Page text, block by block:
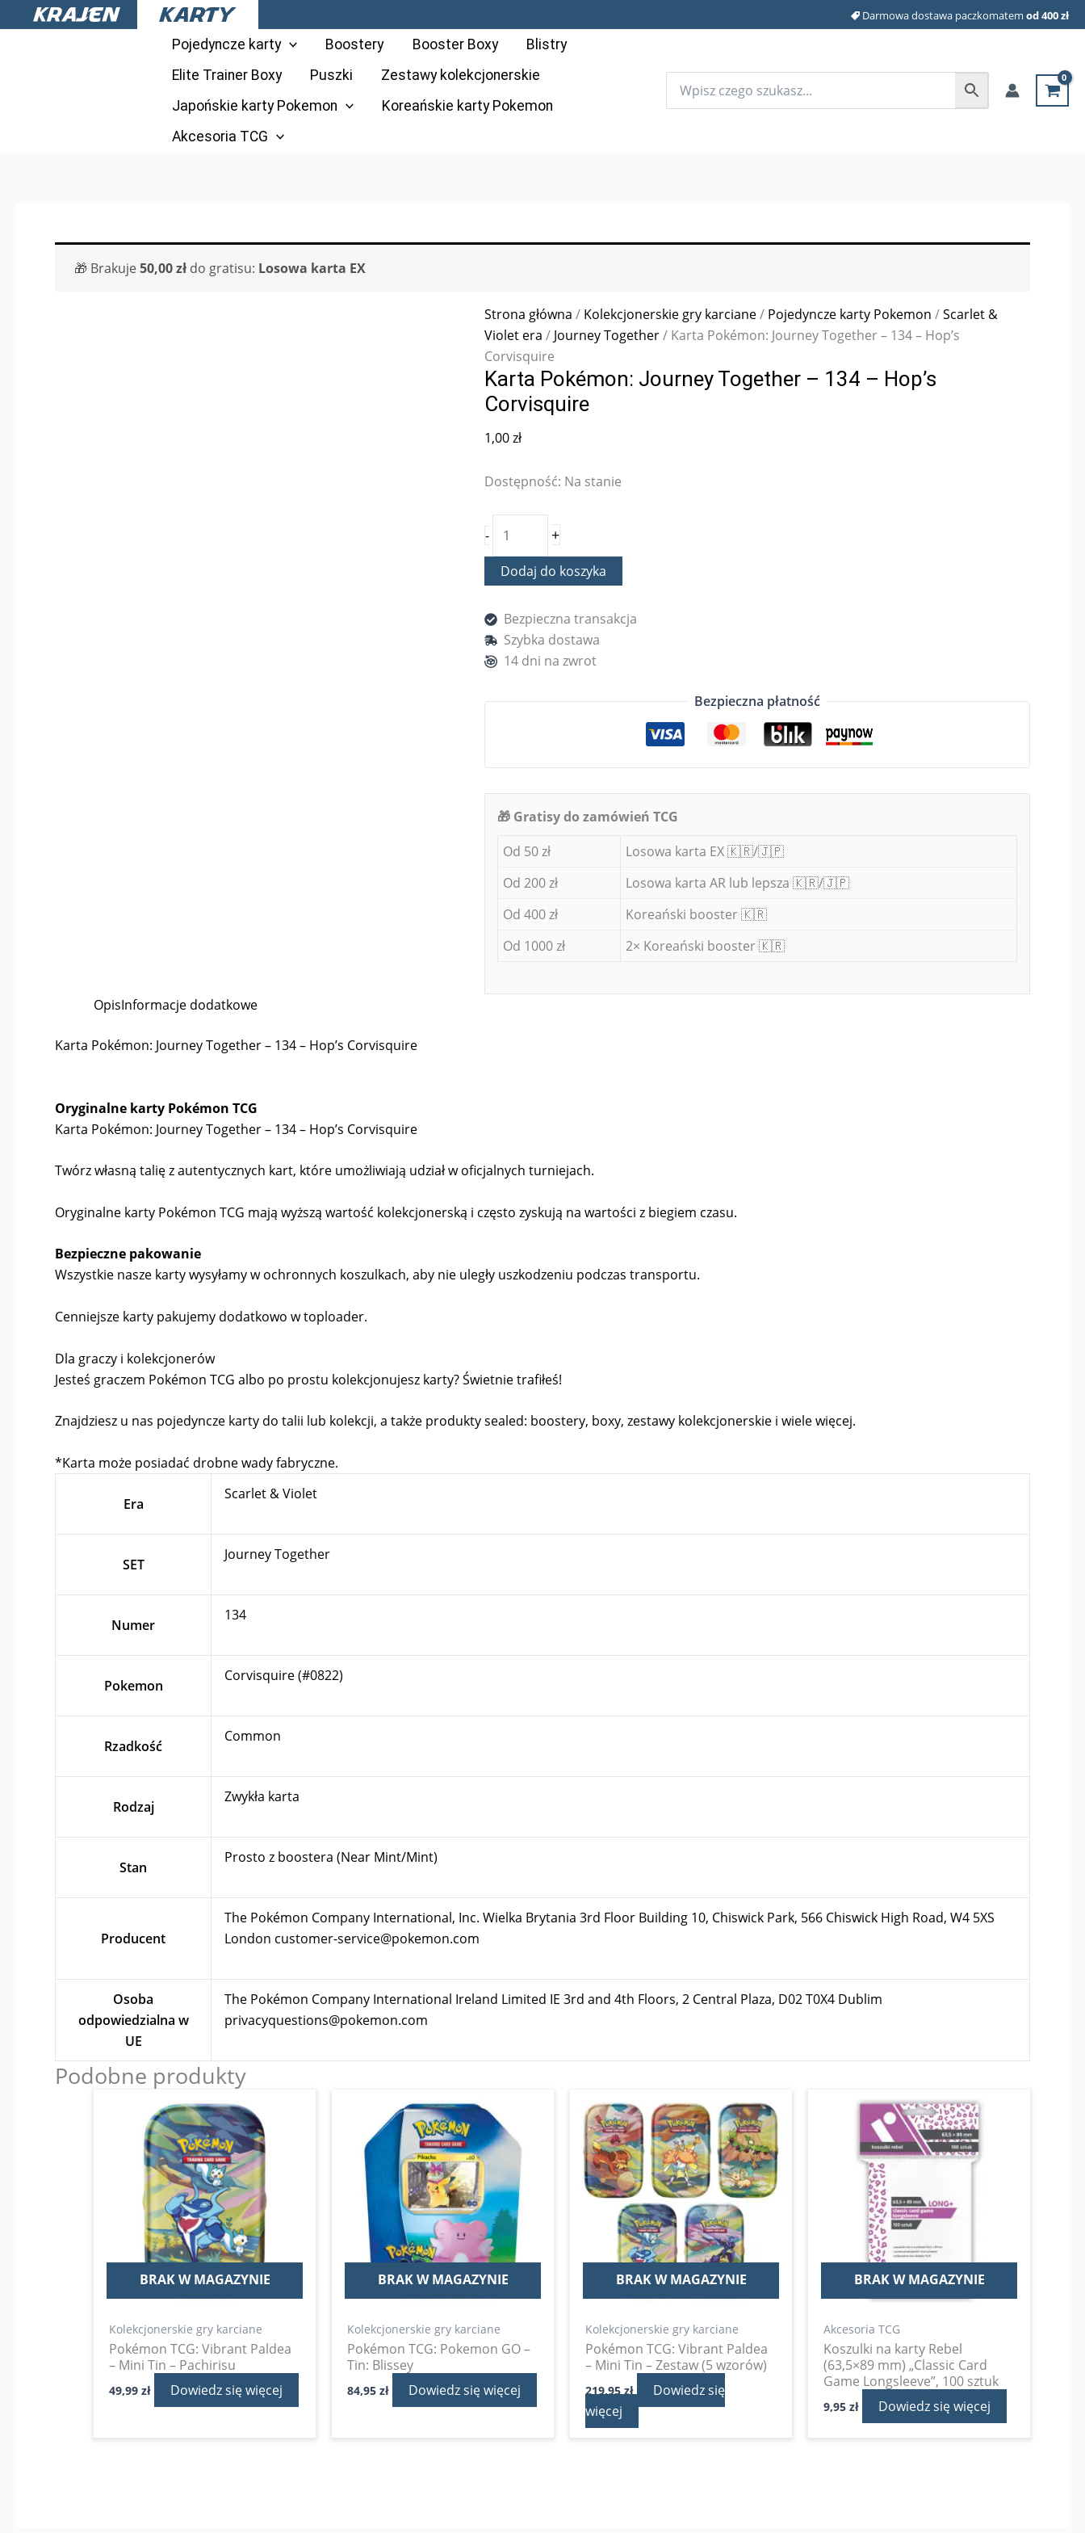
Przejdź
do
Darmowa dostawa paczkomatem od 400 zł
Pojedyncze karty Boostery Booster Boxy
Blistry
Elite Trainer Boxy
Puszki
Zestawy kolekcjonerskie
Japońskie karty Pokemon
Koreańskie karty Pokemon
Akcesoria TCG
🎁 Brakuje 50,00zł do gratisu: Losowa karta EX
Strona główna / Kolekcjonerskie gry karciane/ Pojedyncze karty Pokemon /Scarlet &
Violet era / Journey Together/ Karta Pokémon: Journey Together – 134 – Hop’s
Corvisquire
Karta Pokémon: Journey Together – 134 – Hop’s
Corvisquire
1,00zł
Dostępność: Na stanie
-
Karta
Pokémon:
Journey
-
+
Dodaj do koszyka
Bezpieczna transakcja
Szybka dostawa
14 dni na zwrot
Bezpieczna płatność
🎁 Gratisy do zamówień TCG
Od 50 zł
Losowa karta EX 🇰🇷/🇯🇵
Od 200 zł
Losowa karta AR lub lepsza 🇰🇷/🇯🇵
Od 400 zł
Koreański booster 🇰🇷
Od 1000 zł
2× Koreański booster 🇰🇷
OpisInformacje dodatkowe
Karta Pokémon: Journey Together – 134 – Hop’s Corvisquire
Oryginalne karty Pokémon TCG
Karta Pokémon: Journey Together – 134 – Hop’s Corvisquire
Twórz własną talię z autentycznych kart, które umożliwiają udział w oficjalnych turniejach.
Oryginalne karty Pokémon TCG mają wyższą wartość kolekcjonerską i często zyskują na wartości z biegiem czasu.
Bezpieczne pakowanie
Wszystkie nasze karty wysyłamy w ochronnych koszulkach, aby nie uległy uszkodzeniu podczas transportu.
Cenniejsze karty pakujemy dodatkowo w toploader.
Dla graczy i kolekcjonerów
Jesteś graczem Pokémon TCG albo po prostu kolekcjonujesz karty? Świetnie trafiłeś!
Znajdziesz u nas pojedyncze karty do talii lub kolekcji, a także produkty sealed: boostery, boxy, zestawy kolekcjonerskie i wiele więcej.
*Karta może posiadać drobne wady fabryczne.
Era
Scarlet & Violet
SET
Journey Together
Numer
134
Pokemon
Corvisquire (#0822)
Rzadkość
Common
Rodzaj
Zwykła karta
Stan
Prosto z boostera (Near Mint/Mint)
Producent
The Pokémon Company International, Inc. Wielka Brytania 3rd Floor Building 10, Chiswick Park, 566 Chiswick High Road, W4 5XS
London customer-service@pokemon.com
Osoba
odpowiedzialna w
UE
The Pokémon Company International Ireland Limited IE 3rd and 4th Floors, 2 Central Plaza, D02 T0X4 Dublim
privacyquestions@pokemon.com
Podobne produkty
BRAK W MAGAZYNIE
Kolekcjonerskie gry karciane
Pokémon TCG: Vibrant Paldea
– Mini Tin – Pachirisu
49,99zł Dowiedz się więcej
BRAK W MAGAZYNIE
Kolekcjonerskie gry karciane
Pokémon TCG: Pokemon GO –
Tin: Blissey
84,95zł Dowiedz się więcej
BRAK W MAGAZYNIE
Kolekcjonerskie gry karciane
Pokémon TCG: Vibrant Paldea
– Mini Tin – Zestaw (5 wzorów)
219,95zł
Dowiedz się
więcej
BRAK W MAGAZYNIE
Akcesoria TCG
Koszulki na karty Rebel
(63,5×89 mm) „Classic Card
Game Longsleeve”, 100 sztuk
9,95zł Dowiedz się więcej